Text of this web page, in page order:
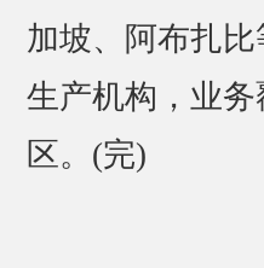
加坡、阿布扎
生产机构，业
区。(完)